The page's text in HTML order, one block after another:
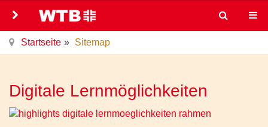
Startseite Sitemap
Digitale Lernmöglichkeiten